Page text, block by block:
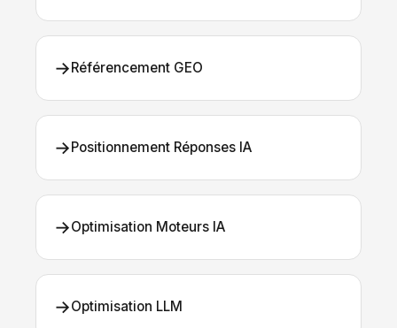
→Référencement GEO
→Positionnement Réponses IA
→Optimisation Moteurs IA
→Optimisation LLM